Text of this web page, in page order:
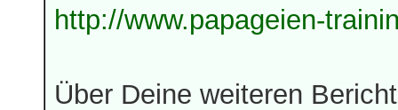
http://www.papageien-
Über Deine weiteren